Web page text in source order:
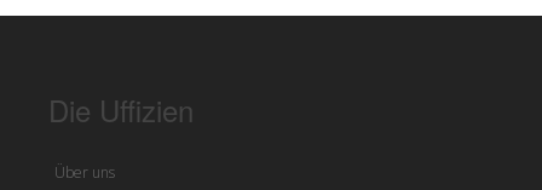
Die Uffizien
Über uns